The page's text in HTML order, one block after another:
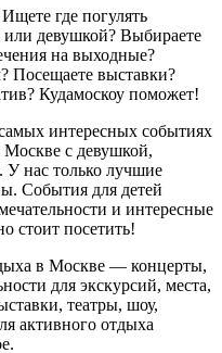
где погулять
или девушкой? Выбираете
на выходные?
Посещаете выставки?
Кудамоскоу поможет!
интересных событиях
с девушкой,
нас только лучшие
События для детей
и интересные
стоит посетить!
в Москве — концерты,
для экскурсий, места,
театры, шоу,
активного отдыха